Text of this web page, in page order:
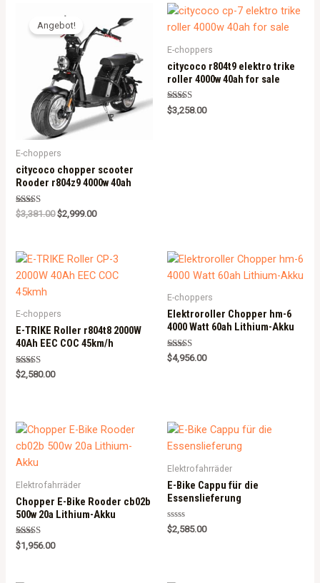
Angebot!
E-choppers
citycoco chopper scooter
Rooder r804z9 4000w 40ah
Rated
5.00
$3,381.00 $2,999.00
E-choppers
citycoco r804t9 elektro trike
roller 4000w 40ah for sale
Rated
5.00
$3,258.00
E-choppers
E-TRIKE Roller r804t8 2000W
40Ah EEC COC 45km/h
Rated
5.00
$2,580.00
E-choppers
Elektroroller Chopper hm-6
4000 Watt 60ah Lithium-Akku
Rated
5.00
$4,956.00
Elektrofahrräder
Chopper E-Bike Rooder cb02b
500w 20a Lithium-Akku
Rated
5.00
$1,956.00
Elektrofahrräder
E-Bike Cappu für die
Essenslieferung
Rated
0
$2,585.00